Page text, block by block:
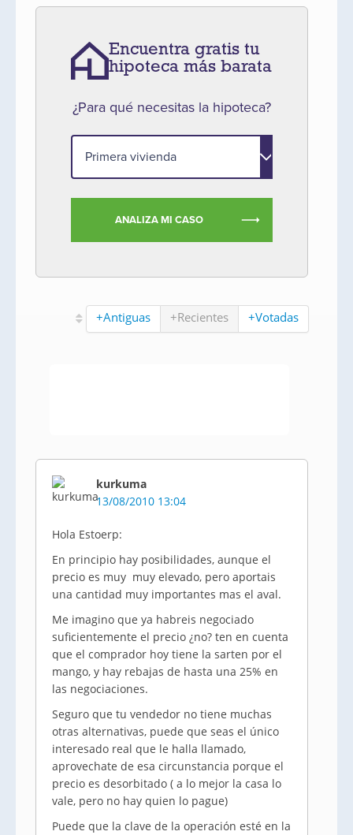
Encuentra gratis tu
hipoteca más barata
¿Para qué necesitas la hipoteca?
ANALIZA MI CASO
+Antiguas +Recientes +Votadas
kurkuma
13/08/2010 13:04
Hola Estoerp:
En principio hay posibilidades, aunque el
precio es muy muy elevado, pero aportais
una cantidad muy importantes mas el aval.
Me imagino que ya habreis negociado
suficientemente el precio ¿no? ten en cuenta
que el comprador hoy tiene la sarten por el
mango, y hay rebajas de hasta una 25% en
las negociaciones.
Seguro que tu vendedor no tiene muchas
otras alternativas, puede que seas el único
interesado real que le halla llamado,
aprovechate de esa circunstancia porque el
precio es desorbitado ( a lo mejor la casa lo
vale, pero no hay quien lo pague)
Puede que la clave de la operación esté en la